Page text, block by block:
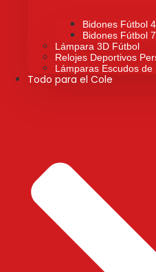
Bidones Fútbol
Bidones Fútbol
Lámpara 3D Fútbol
Relojes Deportivos
Lámparas Escudos
Todo para el Cole